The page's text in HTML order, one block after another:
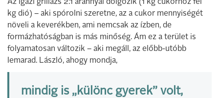
Az igazi grillázs 2:1 aránnyal dolgozik (1 kg cukorhoz fél
kg dió) – aki spórolni szeretne, az a cukor mennyiségét
növeli a keverékben, ami nemcsak az ízben, de
formázhatóságban is más minőség. Ám ez a terület is
folyamatosan változik – aki megáll, az előbb-utóbb
lemarad. László, ahogy mondja,
mindig is „különc gyerek” volt,